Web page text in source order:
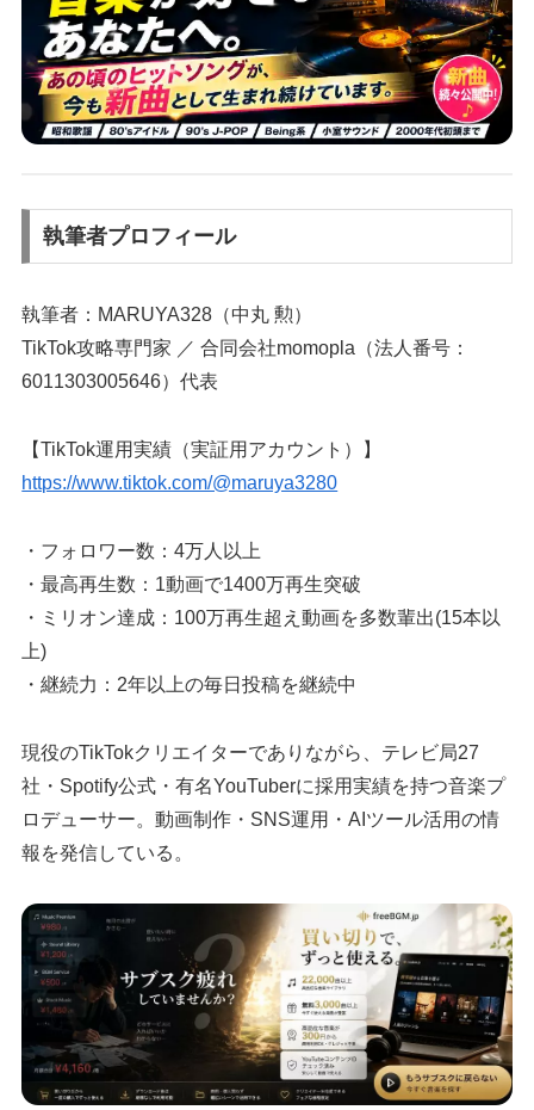
執筆者プロフィール
執筆者：MARUYA328（中丸 勲）
TikTok攻略専門家 ／ 合同会社momopla（法人番号：
6011303005646）代表
【TikTok運用実績（実証用アカウント）】
https://www.tiktok.com/@maruya3280
・フォロワー数：4万人以上
・最高再生数：1動画で1400万再生突破
・ミリオン達成：100万再生超え動画を多数輩出(15本以
上)
・継続力：2年以上の毎日投稿を継続中
現役のTikTokクリエイターでありながら、テレビ局27
社・Spotify公式・有名YouTuberに採用実績を持つ音楽プ
ロデューサー。動画制作・SNS運用・AIツール活用の情
報を発信している。